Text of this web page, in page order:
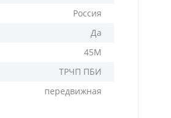
Россия
Да
45М
ТРЧП ПБИ
передвижная